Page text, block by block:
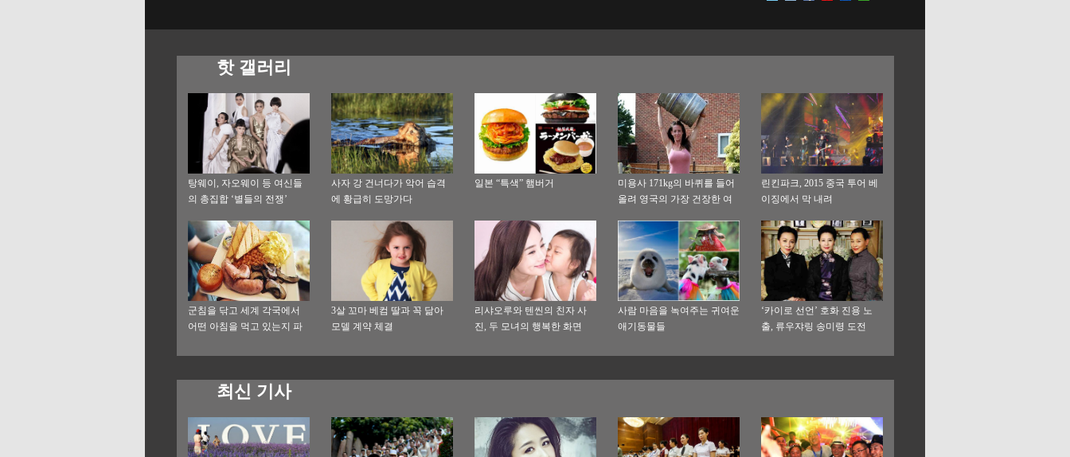
핫 갤러리
탕웨이, 자오웨이 등 여신들
의 총집합 ‘별들의 전쟁’
사자 강 건너다가 악어 습격
에 황급히 도망가다
일본 “특색” 햄버거
미용사 171kg의 바퀴를 들어
올려 영국의 가장 건장한 여
린킨파크, 2015 중국 투어 베
이징에서 막 내려
군침을 닦고 세계 각국에서
어떤 아침을 먹고 있는지 파
3살 꼬마 베컴 딸과 꼭 닮아
모델 계약 체결
리샤오루와 텐씬의 친자 사
진, 두 모녀의 행복한 화면
사람 마음을 녹여주는 귀여운
애기동물들
‘카이로 선언’ 호화 진용 노
출, 류우쟈링 송미령 도전
최신 기사